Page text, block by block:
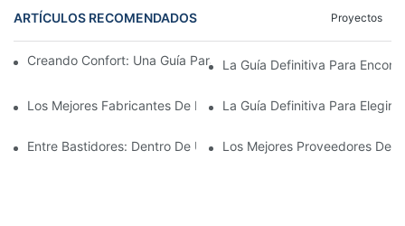
ARTÍCULOS RECOMENDADOS Proyectos
Creando Confort: Una Guía Para Fabricantes De Sofás A
La Guía Definitiva Para
Los Mejores Fabricantes De Mecanismos Para Sofás Cama:
La Guía Definitiva Para Elegir
Entre Bastidores: Dentro De Una Fábrica De Muebles De Hotel
Los Mejores Proveedores De